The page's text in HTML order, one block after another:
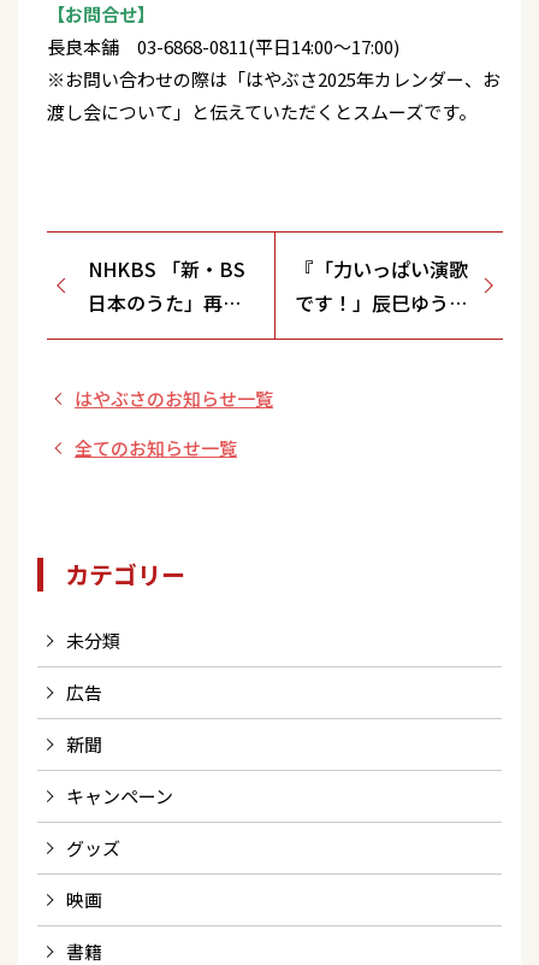
【お問合せ】
長良本舗 03-6868-0811(平日14:00～17:00)
※お問い合わせの際は「はやぶさ2025年カレンダー、お
渡し会について」と伝えていただくとスムーズです。
NHKBS 「新・BS
日本のうた」再放
送
『「力いっぱい演歌
です！」辰巳ゆうと
コンサートin新歌舞
はやぶさのお知らせ一覧
全てのお知らせ一覧
カテゴリー
未分類
広告
新聞
キャンペーン
グッズ
映画
書籍